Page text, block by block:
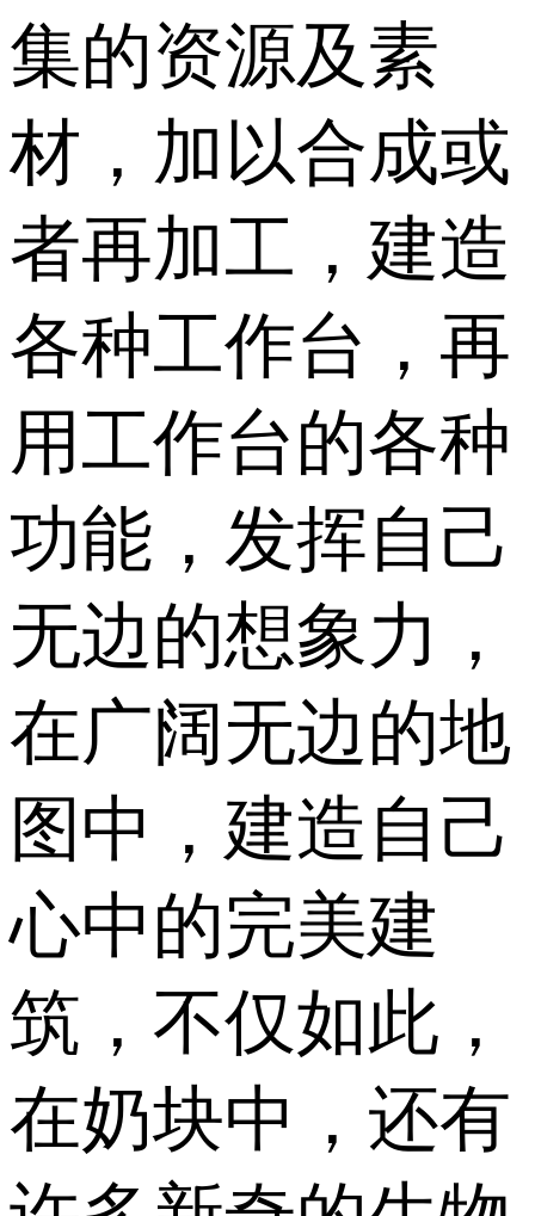
集的资源及素
材，加以合成或
者再加工，建造
各种工作台，再
用工作台的各种
功能，发挥自己
无边的想象力，
在广阔无边的地
图中，建造自己
心中的完美建
筑，不仅如此，
在奶块中，还有